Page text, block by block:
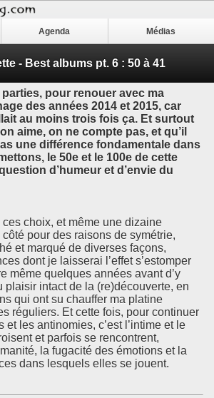
Agenda Médias
- Best albums pt. 6 : 50 à 41
parties, pour renouer avec ma
des années 2014 et 2015, car
au moins trois fois ça. Et surtout
aime, on ne compte pas, et qu’il
une différence fondamentale dans
le 50e et le 100e de cette
d’humeur et d’envie du
ces choix, et même une dizaine
côté pour des raisons de symétrie,
et marqué de diverses façons,
dont je laisserai l’effet s’estomper
même quelques années avant d’y
plaisir intact de la (re)découverte, en
qui ont su chauffer ma platine
réguliers. Et cette fois, pour continuer
et les antinomies, c’est l’intime et le
et parfois se rencontrent,
la fugacité des émotions et la
dans lesquels elles se jouent.